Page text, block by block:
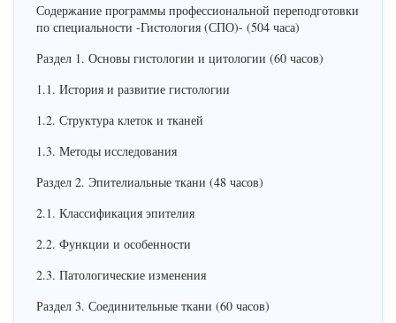
Содержание программы профессиональной переподготовки
по специальности -Гистология (СПО)- (504 часа)
Раздел 1. Основы гистологии и цитологии (60 часов)
1.1. История и развитие гистологии
1.2. Структура клеток и тканей
1.3. Методы исследования
Раздел 2. Эпителиальные ткани (48 часов)
2.1. Классификация эпителия
2.2. Функции и особенности
2.3. Патологические изменения
Раздел 3. Соединительные ткани (60 часов)